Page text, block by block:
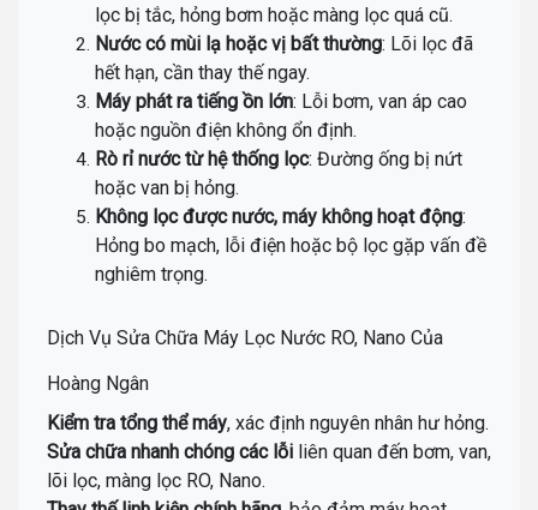
lọc bị tắc, hỏng bơm hoặc màng lọc quá cũ.
Nước có mùi lạ hoặc vị bất thường: Lõi lọc đã
hết hạn, cần thay thế ngay.
Máy phát ra tiếng ồn lớn: Lỗi bơm, van áp cao
hoặc nguồn điện không ổn định.
Rò rỉ nước từ hệ thống lọc: Đường ống bị nứt
hoặc van bị hỏng.
Không lọc được nước, máy không hoạt động:
Hỏng bo mạch, lỗi điện hoặc bộ lọc gặp vấn đề
nghiêm trọng.
Dịch Vụ Sửa Chữa Máy Lọc Nước RO, Nano Của
Hoàng Ngân
Kiểm tra tổng thể máy, xác định nguyên nhân hư hỏng.
Sửa chữa nhanh chóng các lỗi liên quan đến bơm, van,
lõi lọc, màng lọc RO, Nano.